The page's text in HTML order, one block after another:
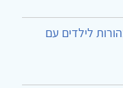
לילדים עם